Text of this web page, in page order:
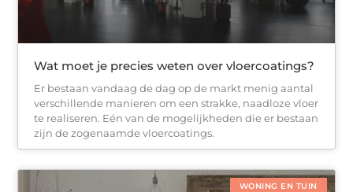
Wat moet je precies weten over vloercoatings?
Er bestaan vandaag de dag op de markt menig aantal
verschillende manieren om een strakke, naadloze vloer
te realiseren. Eén van de mogelijkheden die er bestaan
zijn de zogenaamde vloercoatings.
WONING EN TUIN